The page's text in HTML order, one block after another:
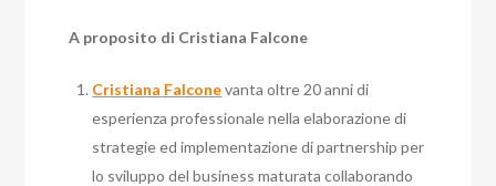
A proposito di Cristiana Falcone
Cristiana Falconevanta oltre 20 anni di
esperienza professionale nella elaborazione di
strategie ed implementazione di partnership per
lo sviluppo del business maturata collaborando